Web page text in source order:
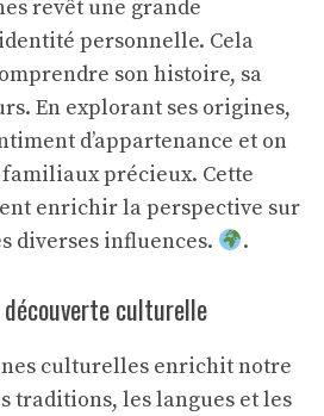
revêt une grande
personnelle. Cela
son histoire, sa
En explorant ses origines,
d’appartenance et on
précieux. Cette
enrichir la perspective sur
diverses influences.
.
culturelle
culturelles enrichit notre
traditions, les langues et les